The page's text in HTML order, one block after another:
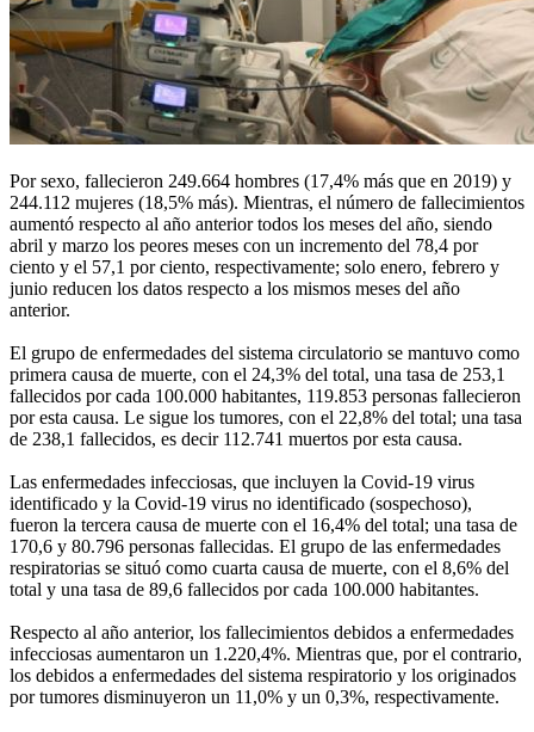
Por sexo, fallecieron 249.664 hombres (17,4% más que en 2019) y
244.112 mujeres (18,5% más). Mientras, el número de fallecimientos
aumentó respecto al año anterior todos los meses del año, siendo
abril y marzo los peores meses con un incremento del 78,4 por
ciento y el 57,1 por ciento, respectivamente; solo enero, febrero y
junio reducen los datos respecto a los mismos meses del año
anterior.
El grupo de enfermedades del sistema circulatorio se mantuvo como
primera causa de muerte, con el 24,3% del total, una tasa de 253,1
fallecidos por cada 100.000 habitantes, 119.853 personas fallecieron
por esta causa. Le sigue los tumores, con el 22,8% del total; una tasa
de 238,1 fallecidos, es decir 112.741 muertos por esta causa.
Las enfermedades infecciosas, que incluyen la Covid-19 virus
identificado y la Covid-19 virus no identificado (sospechoso),
fueron la tercera causa de muerte con el 16,4% del total; una tasa de
170,6 y 80.796 personas fallecidas. El grupo de las enfermedades
respiratorias se situó como cuarta causa de muerte, con el 8,6% del
total y una tasa de 89,6 fallecidos por cada 100.000 habitantes.
Respecto al año anterior, los fallecimientos debidos a enfermedades
infecciosas aumentaron un 1.220,4%. Mientras que, por el contrario,
los debidos a enfermedades del sistema respiratorio y los originados
por tumores disminuyeron un 11,0% y un 0,3%, respectivamente.